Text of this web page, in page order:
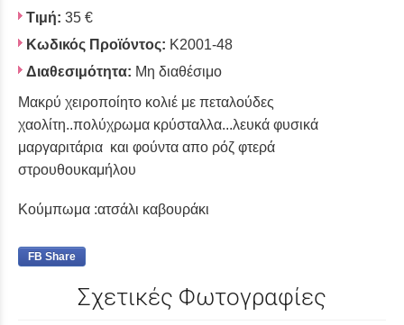
Τιμή: 35 €
Κωδικός Προϊόντος: Κ2001-48
Διαθεσιμότητα: Μη διαθέσιμο
Μακρύ χειροποίητο κολιέ με πεταλούδες
χαολίτη..πολύχρωμα κρύσταλλα...λευκά φυσικά
μαργαριτάρια και φούντα απο ρόζ φτερά
στρουθουκαμήλου
Κούμπωμα :ατσάλι καβουράκι
FB Share
Σχετικές Φωτογραφίες